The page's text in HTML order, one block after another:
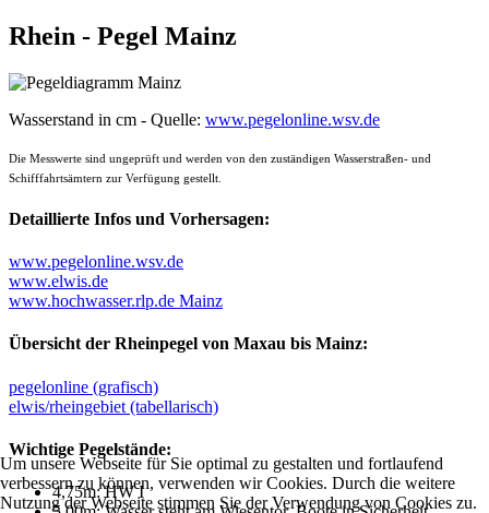
Rhein - Pegel Mainz
Wasserstand in cm - Quelle: www.pegelonline.wsv.de
Die Messwerte sind ungeprüft und werden von den zuständigen Wasserstraßen- und
Schifffahrtsämtern zur Verfügung gestellt.
Detaillierte Infos und Vorhersagen:
www.pegelonline.wsv.de
www.elwis.de
www.hochwasser.rlp.de Mainz
Übersicht der Rheinpegel von Maxau bis Mainz:
pegelonline (grafisch)
elwis/rheingebiet (tabellarisch)
Wichtige Pegelstände:
4,75m: HW I
Um unsere Webseite für Sie optimal zu gestalten und fortlaufend
verbessern zu können, verwenden wir Cookies. Durch die weitere
Nutzung der Webseite stimmen Sie der Verwendung von Cookies zu.